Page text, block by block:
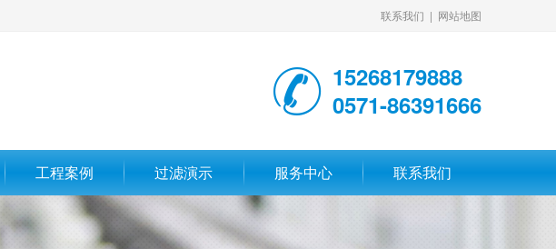
联系我们 | 网站地图
15268179888
0571-86391666
工程案例 过滤演示 服务中心 联系我们